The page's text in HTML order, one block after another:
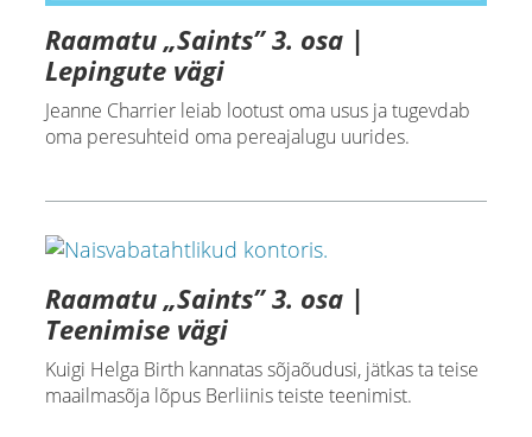
Raamatu „Saints” 3. osa |
Lepingute vägi
Jeanne Charrier leiab lootust oma usus ja tugevdab
oma peresuhteid oma pereajalugu uurides.
Raamatu „Saints” 3. osa |
Teenimise vägi
Kuigi Helga Birth kannatas sõjaõudusi, jätkas ta teise
maailmasõja lõpus Berliinis teiste teenimist.